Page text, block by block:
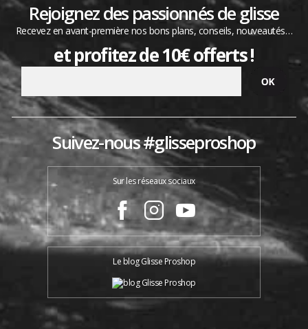
Rejoignez des passionnés de glisse
Recevez en avant-première nos bons plans, conseils, nouveautés…
et profitez de 10€ offerts !
Suivez-nous #glisseproshop
Sur les réseaux sociaux
Le blog Glisse Proshop